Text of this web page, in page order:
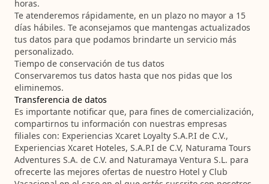
horas.
Te atenderemos rápidamente, en un plazo no mayor a 15
días hábiles. Te aconsejamos que mantengas actualizados
tus datos para que podamos brindarte un servicio más
personalizado.
Tiempo de conservación de tus datos
Conservaremos tus datos hasta que nos pidas que los
eliminemos.
Transferencia de datos
Es importante notificar que, para fines de comercialización,
compartirnos tu información con nuestras empresas
filiales con: Experiencias Xcaret Loyalty S.A.P.I de C.V.,
Experiencias Xcaret Hoteles, S.A.P.I de C.V, Naturama Tours
Adventures S.A. de C.V. and Naturamaya Ventura S.L. para
ofrecerte las mejores ofertas de nuestro Hotel y Club